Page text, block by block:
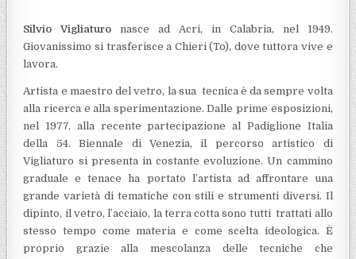
Silvio Vigliaturonasce ad Acri, in Calabria, nel 1949.
Giovanissimo si trasferisce a Chieri (To), dove tuttora vive e
lavora.
Artista e maestro del vetro, la sua tecnica è da sempre volta
alla ricerca e alla sperimentazione. Dalle prime esposizioni,
nel 1977, alla recente partecipazione al Padiglione Italia
della 54. Biennale di Venezia, il percorso artistico di
Vigliaturo si presenta in costante evoluzione. Un cammino
graduale e tenace ha portato l’artista ad affrontare una
grande varietà di tematiche con stili e strumenti diversi. Il
dipinto, il vetro, l’acciaio, la terra cotta sono tutti trattati allo
stesso tempo come materia e come scelta ideologica. È
proprio grazie alla mescolanza delle tecniche che